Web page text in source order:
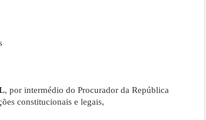
, por intermédio do Procurador da República
constitucionais e legais,